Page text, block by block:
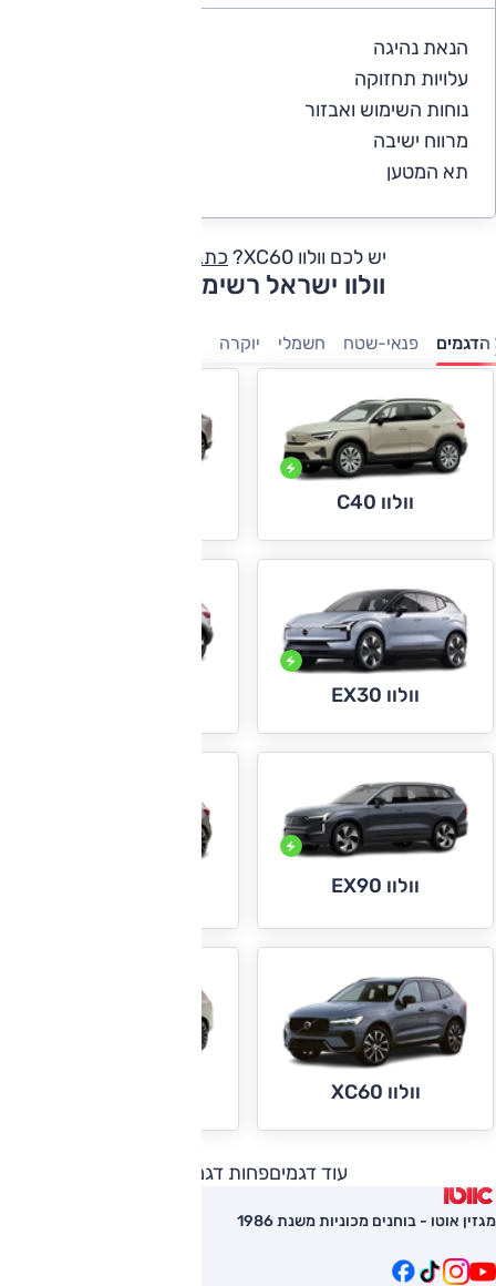
הנאת נהיגה
עלויות תחזוקה
נוחות השימוש ואבזור
מרווח ישיבה
תא המטען
יש לכם וולוו XC60? כתבו חוות דעת
וולוו ישראל רשימת דגמים
הדגמים פנאי-שטח חשמלי יוקרה
וולוו C40
וולוו EX30
וולוו EX90
וולוו XC60
עוד דגמיםפחות דגמים
מגזין אוטו - בוחנים מכוניות משנת 1986